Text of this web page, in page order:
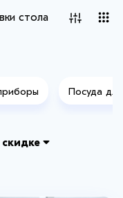
стола
Посуда
скидке